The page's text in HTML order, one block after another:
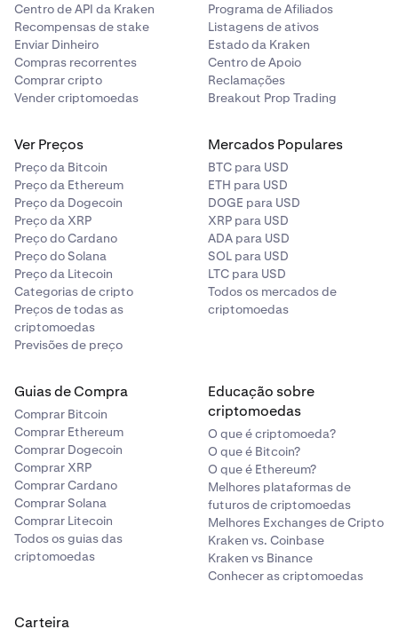
Centro de API da Kraken
Recompensas de stake
Enviar Dinheiro
Compras recorrentes
Comprar cripto
Vender criptomoedas
Programa de Afiliados
Listagens de ativos
Estado da Kraken
Centro de Apoio
Reclamações
Breakout Prop Trading
Ver Preços
Preço da Bitcoin
Preço da Ethereum
Preço da Dogecoin
Preço da XRP
Preço do Cardano
Preço do Solana
Preço da Litecoin
Categorias de cripto
Preços de todas as
criptomoedas
Previsões de preço
Mercados Populares
BTC para USD
ETH para USD
DOGE para USD
XRP para USD
ADA para USD
SOL para USD
LTC para USD
Todos os mercados de
criptomoedas
Guias de Compra
Comprar Bitcoin
Comprar Ethereum
Comprar Dogecoin
Comprar XRP
Comprar Cardano
Comprar Solana
Comprar Litecoin
Todos os guias das
criptomoedas
Educação sobre
criptomoedas
O que é criptomoeda?
O que é Bitcoin?
O que é Ethereum?
Melhores plataformas de
futuros de criptomoedas
Melhores Exchanges de Cripto
Kraken vs. Coinbase
Kraken vs Binance
Conhecer as criptomoedas
Carteira